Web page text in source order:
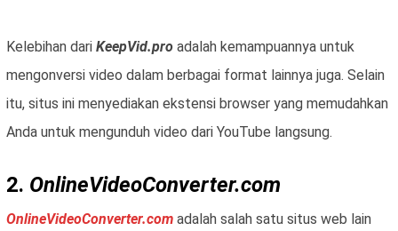
Kelebihan dari KeepVid.pro adalah kemampuannya untuk
mengonversi video dalam berbagai format lainnya juga. Selain
itu, situs ini menyediakan ekstensi browser yang memudahkan
Anda untuk mengunduh video dari YouTube langsung.
2. OnlineVideoConverter.com
OnlineVideoConverter.com adalah salah satu situs web lain